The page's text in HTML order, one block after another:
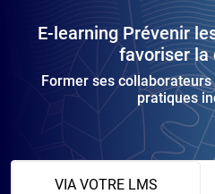
E-learning Prévenir
favoriser la
Former ses
pratiques
VIA VOTRE LMS